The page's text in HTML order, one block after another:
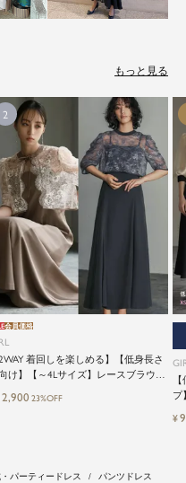
もっと見る
2WAY 着回しを楽しめる】【低身長さ
け】【～4Lサイズ】レースブラウス
結婚式ワンピース
会員価格
23%OFF
プ
¥
パーティードレス
パンツドレス